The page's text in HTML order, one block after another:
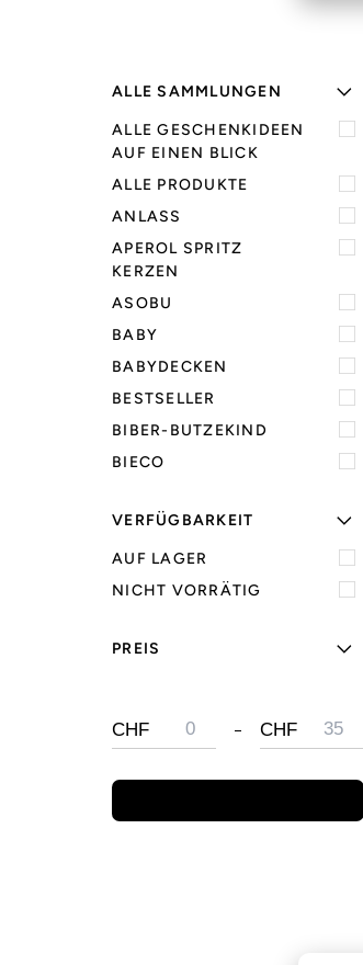
ALLE SAMMLUNGEN
ALLE GESCHENKIDEEN
AUF EINEN BLICK
ALLE PRODUKTE
ANLASS
APEROL SPRITZ
KERZEN
ASOBU
BABY
BABYDECKEN
BESTSELLER
BIBER-BUTZEKIND
BIECO
VERFÜGBARKEIT
AUF LAGER
NICHT VORRÄTIG
PREIS
CHF
Ab
CHF
To